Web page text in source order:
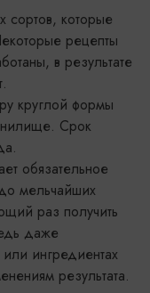
которые
рецепты
в результате
круглой формы
Срок
обязательное
мельчайших
раз получить
даже
ингредиентах
результата.